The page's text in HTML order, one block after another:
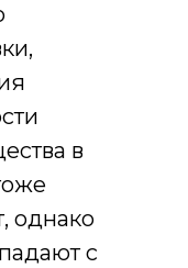
в
однако
с